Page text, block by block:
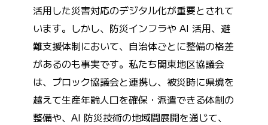
活用した災害対応のデジタル化が重要とされて
います。しかし、防災インフラや AI 活用、避
難支援体制において、自治体ごとに整備の格差
があるのも事実です。私たち関東地区協議会
は、ブロック協議会と連携し、被災時に県境を
越えて生産年齢人口を確保・派遣できる体制の
整備や、AI 防災技術の地域間展開を通じて、